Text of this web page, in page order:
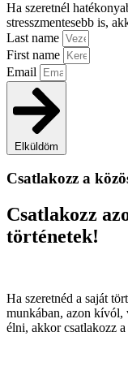
Ha szeretnél
stresszmentesebb is,
Last name
First name
Email
Elküldöm
Csatlakozz a
Csatlakozz
történetek!
Ha szeretnéd a saját
munkában, azon kívól,
élni, akkor csatlakozz